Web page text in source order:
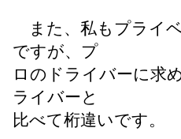
また、私もプライ
ですが、プ
ロのドライバーに求
ライバーと
比べて桁違いです。